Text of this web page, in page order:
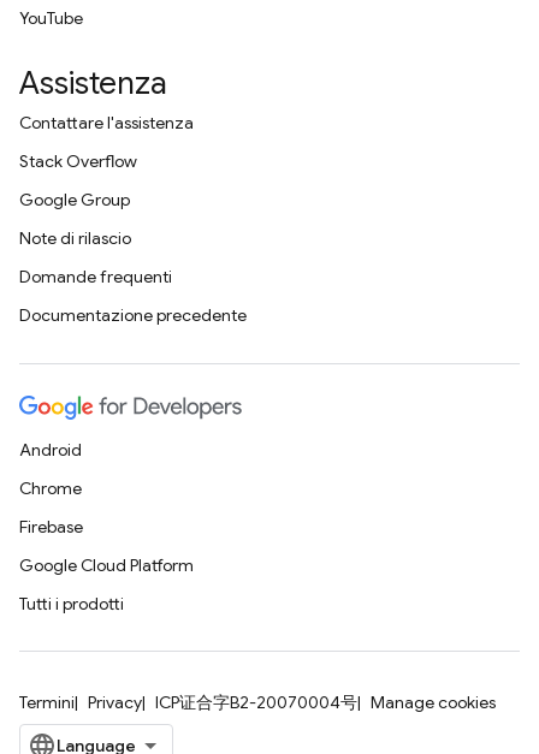
YouTube
Assistenza
Contattare l'assistenza
Stack Overflow
Google Group
Note di rilascio
Domande frequenti
Documentazione precedente
Android
Chrome
Firebase
Google Cloud Platform
Tutti i prodotti
Termini Privacy ICP证合字B2-20070004号 Manage cookies